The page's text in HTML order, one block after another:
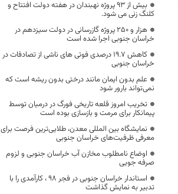
بیش از ۹۳ پروژه نهبندان در هفته دولت افتتاح و
کلنگ زنی می شود.
هزار و ۲۵۰ پروژه گازرسانی در دولت سیزدهم در
خراسان جنوبی اجرا شده است
کاهش ۱۹.۷ درصدی فوتی های ناشی از تصادفات در
خراسان جنوبی
علم بدون ایمان مانند درختی بدون ریشه است که
نمی‌تواند بارور شود
تخریب امروز قلعه تاریخی فورگ در درمیان توسط
پیمانکار برای مرمت و بازسازی بوده است
نمایشگاه بین المللی معدن، طلایی‌ترین فرصت برای
معرفی ظرفیت‌های خراسان جنوبی
اوضاع نامطلوب مخازن آب خراسان جنوبی و لزوم
صرفه جویی
استاندار خراسان جنوبی در فجر ۹۸ ، کارآمدی را با
تدبیر به نمایش گذاشت